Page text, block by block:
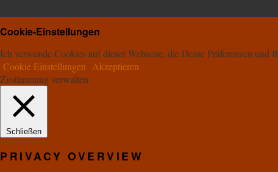
Cookie-Einstellungen
Ich verwende Cookies auf dieser Webseite, die Deine Präferenzen
Cookie Einstellungen
Akzeptieren
Zustimmung verwalten
Schließen
PRIVACY OVERVIEW